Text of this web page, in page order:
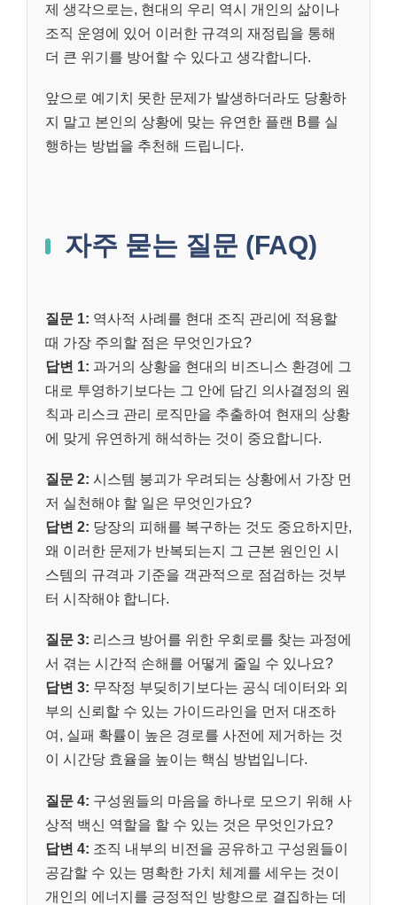
제 생각으로는, 현대의 우리 역시 개인의 삶이나
조직 운영에 있어 이러한 규격의 재정립을 통해
더 큰 위기를 방어할 수 있다고 생각합니다.
앞으로 예기치 못한 문제가 발생하더라도 당황하
지 말고 본인의 상황에 맞는 유연한 플랜 B를 실
행하는 방법을 추천해 드립니다.
자주 묻는 질문 (FAQ)
질문 1: 역사적 사례를 현대 조직 관리에 적용할
때 가장 주의할 점은 무엇인가요?
답변 1: 과거의 상황을 현대의 비즈니스 환경에 그
대로 투영하기보다는 그 안에 담긴 의사결정의 원
칙과 리스크 관리 로직만을 추출하여 현재의 상황
에 맞게 유연하게 해석하는 것이 중요합니다.
질문 2: 시스템 붕괴가 우려되는 상황에서 가장 먼
저 실천해야 할 일은 무엇인가요?
답변 2: 당장의 피해를 복구하는 것도 중요하지만,
왜 이러한 문제가 반복되는지 그 근본 원인인 시
스템의 규격과 기준을 객관적으로 점검하는 것부
터 시작해야 합니다.
질문 3: 리스크 방어를 위한 우회로를 찾는 과정에
서 겪는 시간적 손해를 어떻게 줄일 수 있나요?
답변 3: 무작정 부딪히기보다는 공식 데이터와 외
부의 신뢰할 수 있는 가이드라인을 먼저 대조하
여, 실패 확률이 높은 경로를 사전에 제거하는 것
이 시간당 효율을 높이는 핵심 방법입니다.
질문 4: 구성원들의 마음을 하나로 모으기 위해 사
상적 백신 역할을 할 수 있는 것은 무엇인가요?
답변 4: 조직 내부의 비전을 공유하고 구성원들이
공감할 수 있는 명확한 가치 체계를 세우는 것이
개인의 에너지를 긍정적인 방향으로 결집하는 데